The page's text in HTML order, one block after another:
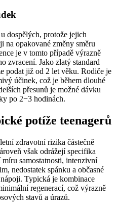
dospělých, protože jejich
na opakované změny směru
je v tomto případě výrazně
zvracení. Jako zlatý standard
podat již od 2 let věku. Rodiče je
účinek, což je během dlouhé
přesunů je možné dávku
po 2−3 hodinách.
potíže teenagerů
zdravotní rizika částečně
však odrážejí specifika
samostatnosti, intenzivní
nedostatek spánku a občasné
Typická je kombinace
regenerací, což výrazně
stavů a úrazů.